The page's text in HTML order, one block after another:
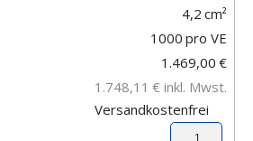
4,2 cm²
1000 pro VE
1.469,00 €
1.748,11 € inkl. Mwst.
Versandkostenfrei